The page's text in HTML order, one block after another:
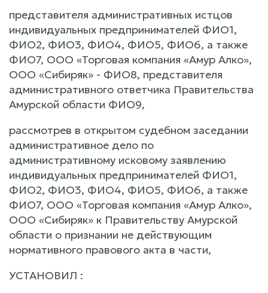
представителя административных истцов
индивидуальных предпринимателей ФИО1,
ФИО2, ФИО3, ФИО4, ФИО5, ФИО6, а также
ФИО7, ООО «Торговая компания «Амур Алко»,
ООО «Сибиряк» - ФИО8, представителя
административного ответчика Правительства
Амурской области ФИО9,
рассмотрев в открытом судебном заседании
административное дело по
административному исковому заявлению
индивидуальных предпринимателей ФИО1,
ФИО2, ФИО3, ФИО4, ФИО5, ФИО6, а также
ФИО7, ООО «Торговая компания «Амур Алко»,
ООО «Сибиряк» к Правительству Амурской
области о признании не действующим
нормативного правового акта в части,
УСТАНОВИЛ :